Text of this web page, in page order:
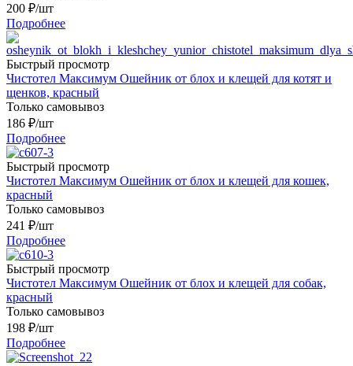
200 ₽/шт
Подробнее
Быстрый просмотр
Чистотел Максимум Ошейник от блох и клещей для котят и
щенков, красный
Только самовывоз
186 ₽/шт
Подробнее
Быстрый просмотр
Чистотел Максимум Ошейник от блох и клещей для кошек,
красный
Только самовывоз
241 ₽/шт
Подробнее
Быстрый просмотр
Чистотел Максимум Ошейник от блох и клещей для собак,
красный
Только самовывоз
198 ₽/шт
Подробнее